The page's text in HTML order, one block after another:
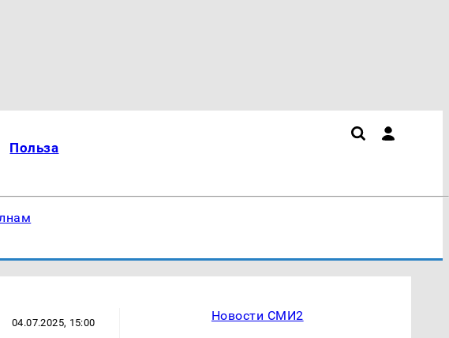
Польза
04.07.2025, 15:00 Новости СМИ2